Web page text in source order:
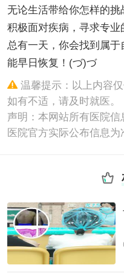
无论生活带给你怎样的挑
积极面对疾病，寻求专
总有一天，你会找到属
能早日恢复！(づ)づ
温馨提示：以上内容
如有不适，请及时就医。
声明：本网站所有医院
医院官方实际公布信息为